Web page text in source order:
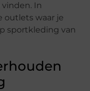
In
outlets waar je
sportkleding van